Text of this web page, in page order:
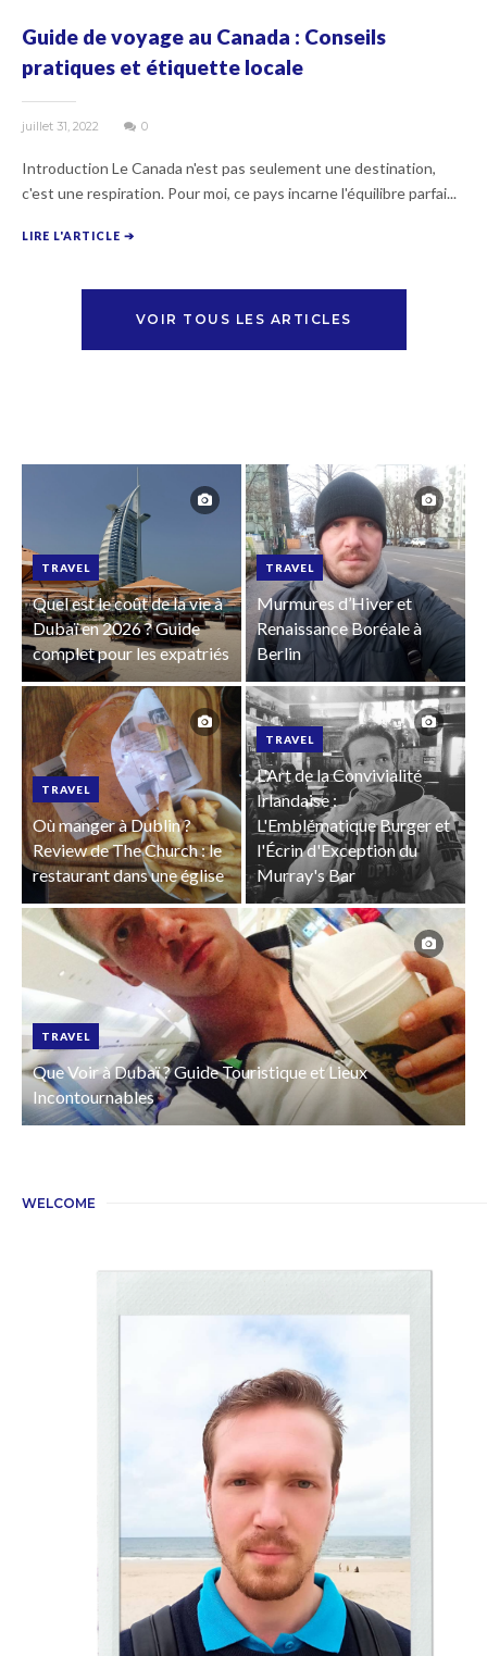
Guide de voyage au Canada : Conseils
pratiques et étiquette locale
juillet 31, 2022 0
Introduction Le Canada n'est pas seulement une destination,
c'est une respiration. Pour moi, ce pays incarne l'équilibre parfai...
LIRE L'ARTICLE ➔
VOIR TOUS LES ARTICLES
TRAVEL
Quel est le coût de la vie à
Dubaï en 2026 ? Guide
complet pour les expatriés
TRAVEL
Murmures d’Hiver et
Renaissance Boréale à
Berlin
TRAVEL
Où manger à Dublin ?
Review de The Church : le
restaurant dans une église
TRAVEL
L'Art de la Convivialité
Irlandaise :
L'Emblématique Burger et
l'Écrin d'Exception du
Murray's Bar
TRAVEL
Que Voir à Dubaï ? Guide Touristique et Lieux
Incontournables
WELCOME